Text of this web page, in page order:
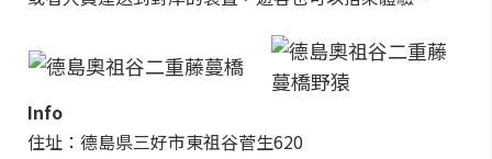
Info
住址：德島県三好市東祖谷菅生620